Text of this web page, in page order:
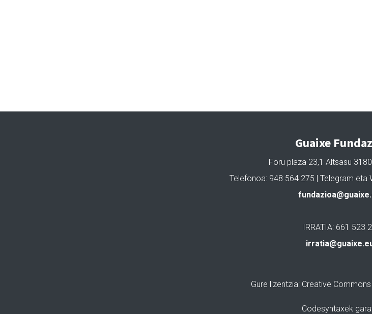
Guaixe
Foru plaza 23,1 Altsasu
Telefonoa: 948 564 275 | Telegram eta
IRRATIA: 661 523
Gure lizentzia: Creative
Codesyntaxek